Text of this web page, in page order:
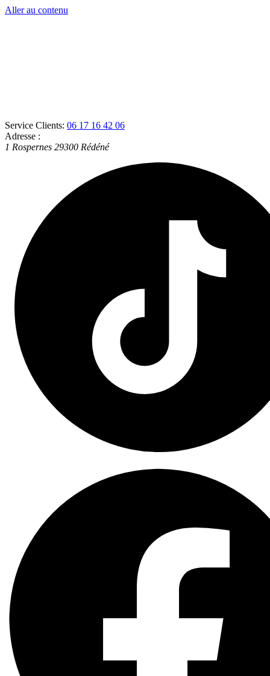
Aller au contenu
Service Clients: 06 17 16 42 06
Adresse :
1 Rospernes 29300 Rédéné